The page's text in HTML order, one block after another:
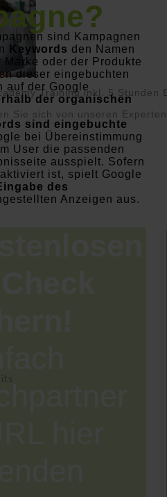
Training inkl. 5 Stunden
Sie sich von unseren
sind Kampagnen
Keywords den Namen
oder der Produkte
dieser eingebuchten
auf der Google
der organischen
sind eingebuchte
bei Übereinstimmung
User die passenden
ausspielt. Sofern
ist, spielt Google
des
Anzeigen aus.